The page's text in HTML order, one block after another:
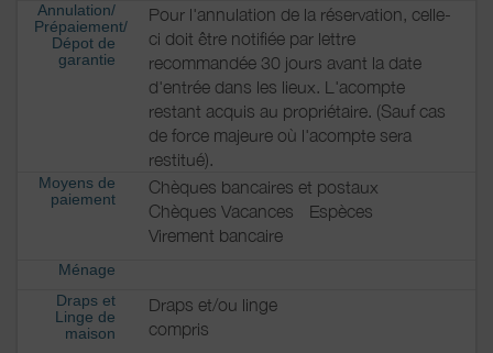
Annulation/
Prépaiement/
Dépot de
garantie
Pour l'annulation de la réservation, celle-
ci doit être notifiée par lettre
recommandée 30 jours avant la date
d'entrée dans les lieux. L'acompte
restant acquis au propriétaire. (Sauf cas
de force majeure où l'acompte sera
restitué).
Moyens de
paiement
Chèques bancaires et postaux
Chèques Vacances
Espèces
Virement bancaire
Ménage
Draps et
Linge de
maison
Draps et/ou linge
compris